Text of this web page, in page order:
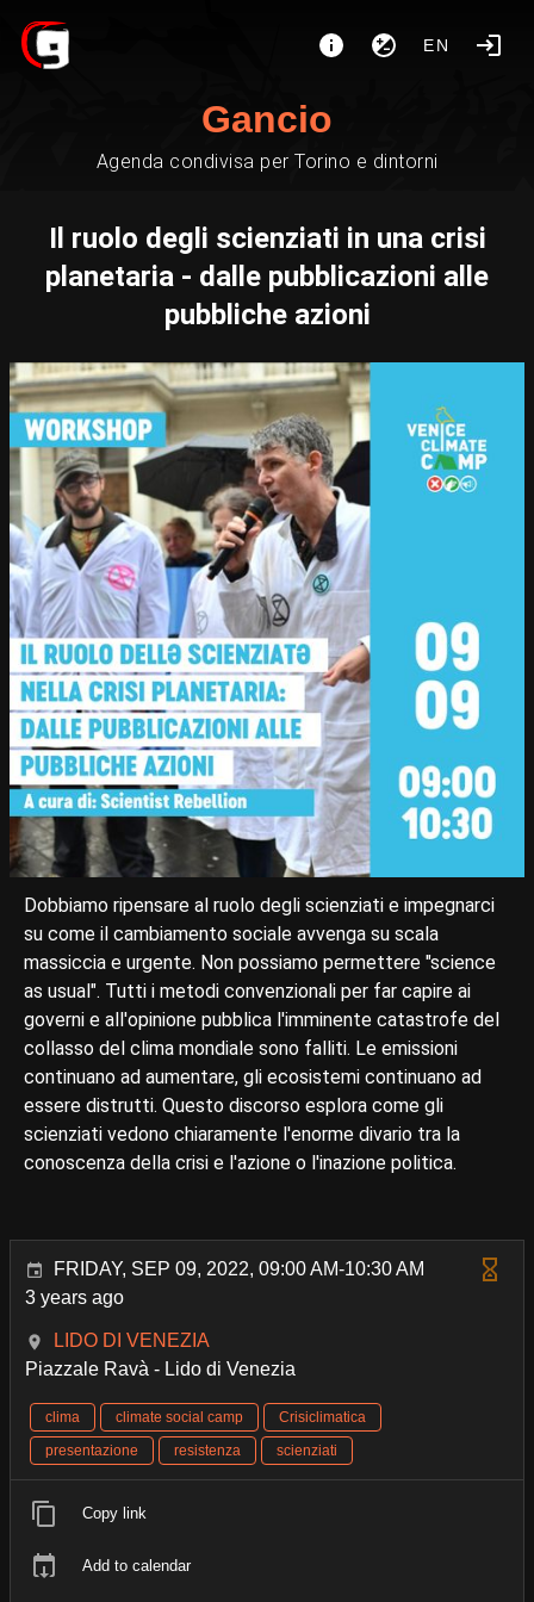
EN
Gancio
Agenda condivisa per Torino e dintorni
Il ruolo degli scienziati in una crisi
planetaria - dalle pubblicazioni alle
pubbliche azioni
Dobbiamo ripensare al ruolo degli scienziati e impegnarci
su come il cambiamento sociale avvenga su scala
massiccia e urgente. Non possiamo permettere "science
as usual". Tutti i metodi convenzionali per far capire ai
governi e all'opinione pubblica l'imminente catastrofe del
collasso del clima mondiale sono falliti. Le emissioni
continuano ad aumentare, gli ecosistemi continuano ad
essere distrutti. Questo discorso esplora come gli
scienziati vedono chiaramente l'enorme divario tra la
conoscenza della crisi e l'azione o l'inazione politica.
FRIDAY, SEP 09, 2022, 09:00 AM-10:30 AM
3 years ago
LIDO DI VENEZIA
Piazzale Ravà - Lido di Venezia
clima climate social camp
Crisiclimatica
presentazione
resistenza scienziati
Copy link
Add to calendar